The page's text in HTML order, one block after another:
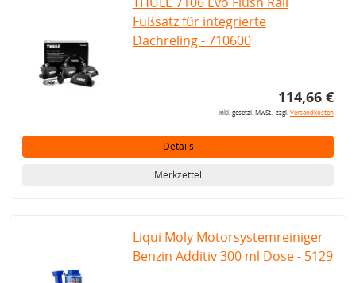
Fußsatz für integrierte
Dachreling - 710600
114,66 €
inkl. gesetzl. MwSt., zzgl.Versandkosten
Details
Merkzettel
Liqui Moly Motorsystemreiniger
Benzin Additiv 300 ml Dose - 5129